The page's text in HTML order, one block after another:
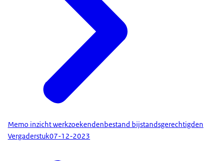
Memo inzicht werkzoekendenbestand bijstandsgerechtigden
Vergaderstuk07-12-2023